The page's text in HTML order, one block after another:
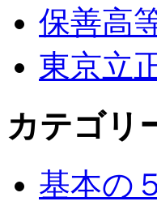
保善高
東京立
カテゴリ
基本の